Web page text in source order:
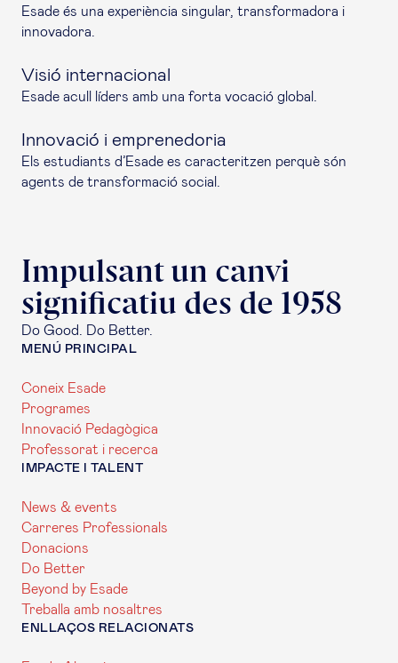
Esade és una experiència singular, transformadora i
innovadora.
Visió internacional
Esade acull líders amb una forta vocació global.
Innovació i emprenedoria
Els estudiants d’Esade es caracteritzen perquè són
agents de transformació social.
Impulsant un canvi
significatiu des de 1958
Do Good. Do Better.
MENÚ PRINCIPAL
Coneix Esade
Programes
Innovació Pedagògica
Professorat i recerca
IMPACTE I TALENT
News & events
Carreres Professionals
Donacions
Do Better
Beyond by Esade
Treballa amb nosaltres
ENLLAÇOS RELACIONATS